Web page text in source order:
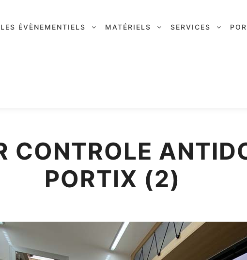
ÉVÈNEMENTIELS MATÉRIELS SERVICES
CONTROLE
PORTIX (2)